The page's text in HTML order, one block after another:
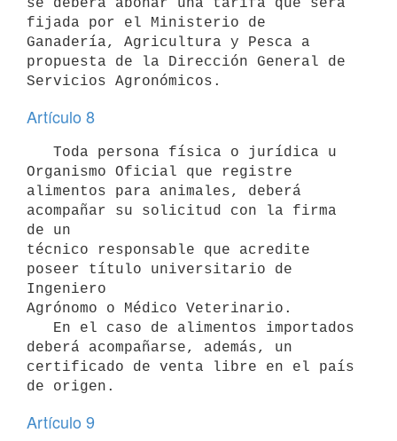
fijada por el Ministerio de
Ganadería, Agricultura y Pesca a
propuesta de la Dirección General de
Artículo 8
Organismo Oficial que registre
alimentos para animales, deberá
acompañar su solicitud con la firma
de un
técnico responsable que acredite
poseer título universitario de
Ingeniero
Agrónomo o Médico Veterinario.
deberá acompañarse, además, un
certificado de venta libre en el país
Artículo 9